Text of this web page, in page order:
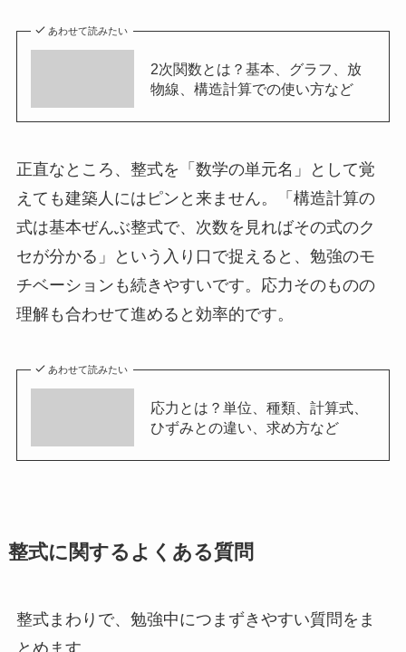
あわせて読みたい
2次関数とは？基本、グラフ、放
物線、構造計算での使い方など
正直なところ、整式を「数学の単元名」として覚
えても建築人にはピンと来ません。「構造計算の
式は基本ぜんぶ整式で、次数を見ればその式のク
セが分かる」という入り口で捉えると、勉強のモ
チベーションも続きやすいです。応力そのものの
理解も合わせて進めると効率的です。
あわせて読みたい
応力とは？単位、種類、計算式、
ひずみとの違い、求め方など
整式に関するよくある質問
整式まわりで、勉強中につまずきやすい質問をま
とめます。